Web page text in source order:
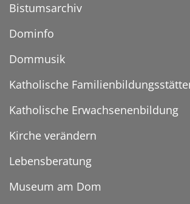
Bistumsarchiv
Dominfo
Dommusik
Katholische
Katholische Erwachsenenbildung
Kirche verändern
Lebensberatung
Museum am Dom